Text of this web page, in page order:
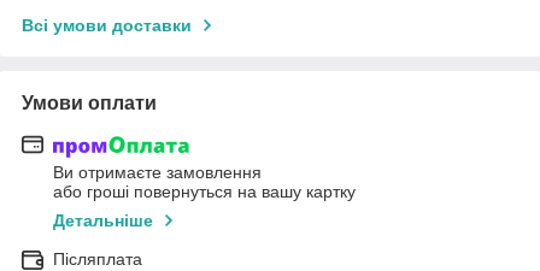
Всі умови доставки
Умови оплати
Ви отримаєте замовлення
або гроші повернуться на вашу картку
Детальніше
Післяплата